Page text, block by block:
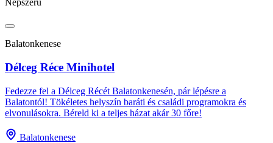
Népszerű
Balatonkenese
Délceg Réce Minihotel
Fedezze fel a Délceg Récét Balatonkenesén, pár lépésre a
Balatontól! Tökéletes helyszín baráti és családi programokra és
elvonulásokra. Béreld ki a teljes házat akár 30 főre!
Balatonkenese